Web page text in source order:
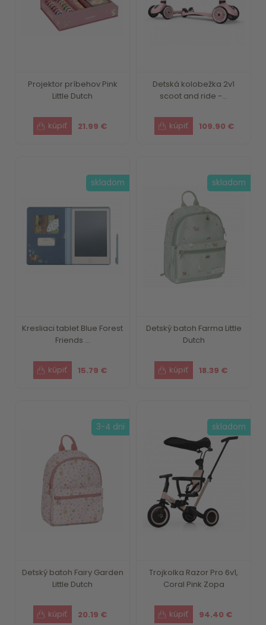
Projektor príbehov Pink
Little Dutch
21.99 €
Detská kolobežka 2v1
scoot and ride -...
109.90 €
Kresliaci tablet Blue Forest
Friends ...
15.79 €
skladom
Detský batoh Farma Little
Dutch
18.39 €
skladom
Detský batoh Fairy Garden
Little Dutch
20.19 €
3-4 dni
Trojkolka Razor Pro 6v1,
Coral Pink Zopa
94.40 €
skladom